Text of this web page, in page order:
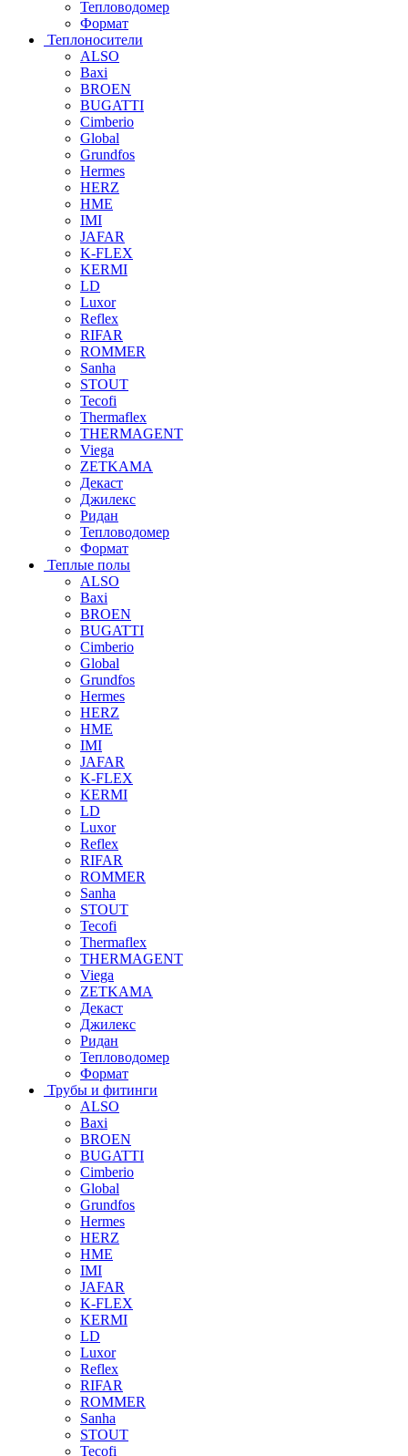
Тепловодомер
Формат
Теплоносители
ALSO
Baxi
BROEN
BUGATTI
Cimberio
Global
Grundfos
Hermes
HERZ
HME
IMI
JAFAR
K-FLEX
KERMI
LD
Luxor
Reflex
RIFAR
ROMMER
Sanha
STOUT
Tecofi
Thermaflex
THERMAGENT
Viega
ZETKAMA
Декаст
Джилекс
Ридан
Тепловодомер
Формат
Теплые полы
ALSO
Baxi
BROEN
BUGATTI
Cimberio
Global
Grundfos
Hermes
HERZ
HME
IMI
JAFAR
K-FLEX
KERMI
LD
Luxor
Reflex
RIFAR
ROMMER
Sanha
STOUT
Tecofi
Thermaflex
THERMAGENT
Viega
ZETKAMA
Декаст
Джилекс
Ридан
Тепловодомер
Формат
Трубы и фитинги
ALSO
Baxi
BROEN
BUGATTI
Cimberio
Global
Grundfos
Hermes
HERZ
HME
IMI
JAFAR
K-FLEX
KERMI
LD
Luxor
Reflex
RIFAR
ROMMER
Sanha
STOUT
Tecofi